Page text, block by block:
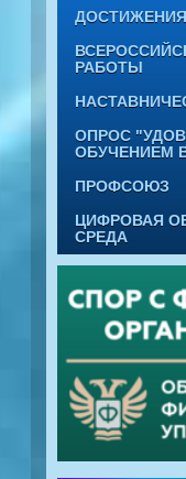
РАБОТЫ
ОПРОС
ОБУЧЕНИЕМ
ПРОФСОЮЗ
ЦИФРОВАЯ
СРЕДА